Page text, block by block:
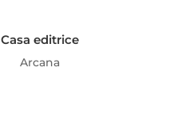
Casa editrice
Arcana